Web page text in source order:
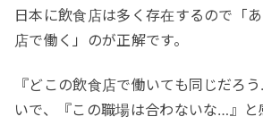
日本に飲食店は多く存在するので「
店で働く」のが正解です。
『どこの飲食店で働いても同じだろ
いで、『この職場は合わないな…』